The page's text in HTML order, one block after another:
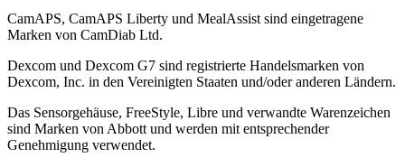
CamAPS, CamAPS Liberty und MealAssist sind eingetragene
Marken von CamDiab Ltd.
Dexcom und Dexcom G7 sind registrierte Handelsmarken von
Dexcom, Inc. in den Vereinigten Staaten und/oder anderen Ländern.
Das Sensorgehäuse, FreeStyle, Libre und verwandte Warenzeichen
sind Marken von Abbott und werden mit entsprechender
Genehmigung verwendet.